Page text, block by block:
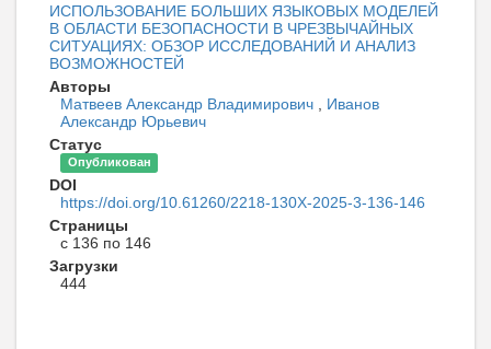
ИСПОЛЬЗОВАНИЕ БОЛЬШИХ ЯЗЫКОВЫХ МОДЕЛЕЙ
В ОБЛАСТИ БЕЗОПАСНОСТИ В ЧРЕЗВЫЧАЙНЫХ
СИТУАЦИЯХ: ОБЗОР ИССЛЕДОВАНИЙ И АНАЛИЗ
ВОЗМОЖНОСТЕЙ
Авторы
Матвеев Александр Владимирович
Иванов
Александр Юрьевич
Статус
Опубликован
DOI
https://doi.org/10.61260/2218-130X-2025-3-136-146
Страницы
с 136 по 146
Загрузки
444